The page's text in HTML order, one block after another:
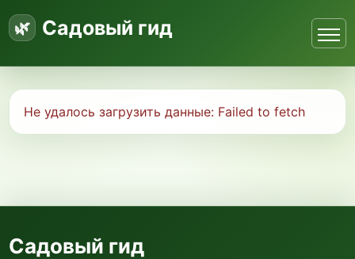
Садовый гид
Не удалось загрузить данные: Failed to fetch
Садовый гид